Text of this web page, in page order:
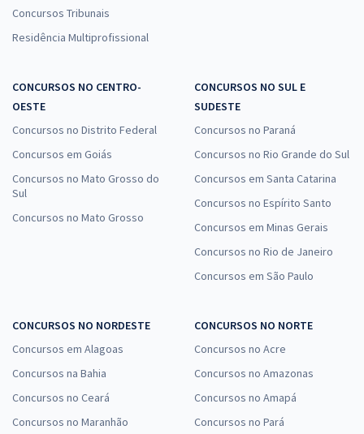
Concursos Tribunais
Residência Multiprofissional
CONCURSOS NO CENTRO-
OESTE
Concursos no Distrito Federal
Concursos em Goiás
Concursos no Mato Grosso do
Sul
Concursos no Mato Grosso
CONCURSOS NO SUL E
SUDESTE
Concursos no Paraná
Concursos no Rio Grande do Sul
Concursos em Santa Catarina
Concursos no Espírito Santo
Concursos em Minas Gerais
Concursos no Rio de Janeiro
Concursos em São Paulo
CONCURSOS NO NORDESTE
Concursos em Alagoas
Concursos na Bahia
Concursos no Ceará
Concursos no Maranhão
CONCURSOS NO NORTE
Concursos no Acre
Concursos no Amazonas
Concursos no Amapá
Concursos no Pará